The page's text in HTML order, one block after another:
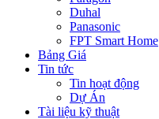
Duhal
Panasonic
FPT Smart Home
Bảng Giá
Tin tức
Tin hoạt động
Dự Án
Tài liệu kỹ thuật